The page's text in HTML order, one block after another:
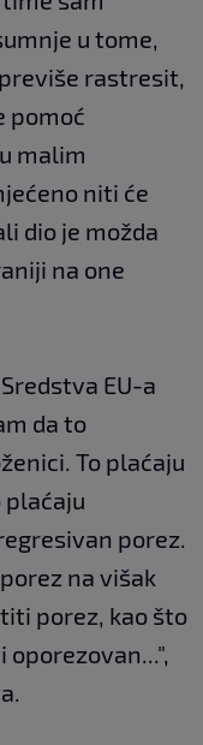
u tome,
rastresit,
pomoć
malim
niti će
dio je možda
na one
EU-a
da to
To plaćaju
plaćaju
porez.
na višak
porez, kao što